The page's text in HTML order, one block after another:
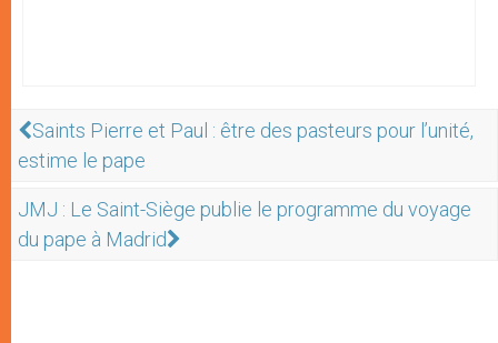
Saints Pierre et Paul : être des pasteurs pour l’unité,
estime le pape
JMJ : Le Saint-Siège publie le programme du voyage
du pape à Madrid